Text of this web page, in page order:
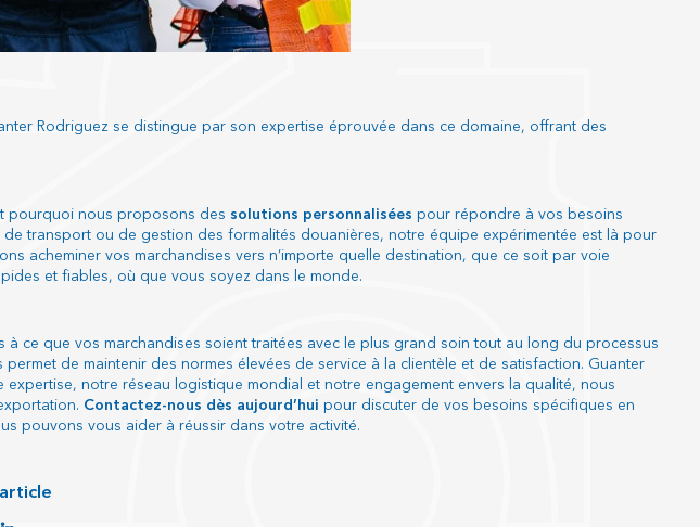
Rodriguez se distingue par son expertise éprouvée dans ce domaine, offrant des
pourquoi nous proposons des solutions personnalisées pour répondre à vos besoins
transport ou de gestion des formalités douanières, notre équipe expérimentée est là pour
acheminer vos marchandises vers n’importe quelle destination, que ce soit par voie
et fiables, où que vous soyez dans le monde.
ce que vos marchandises soient traitées avec le plus grand soin tout au long du processus
de maintenir des normes élevées de service à la clientèle et de satisfaction. Guanter
expertise, notre réseau logistique mondial et notre engagement envers la qualité, nous
Contactez-nous dès aujourd’hui pour discuter de vos besoins spécifiques en
pouvons vous aider à réussir dans votre activité.